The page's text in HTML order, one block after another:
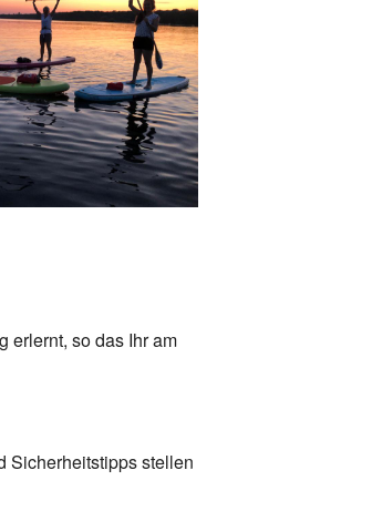
365
erlernt, so das Ihr am
Sicherheitstipps stellen